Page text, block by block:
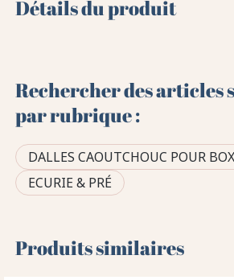
Détails du produit
Rechercher des articles
par rubrique :
DALLES CAOUTCHOUC POUR
ECURIE & PRÉ
Produits similaires